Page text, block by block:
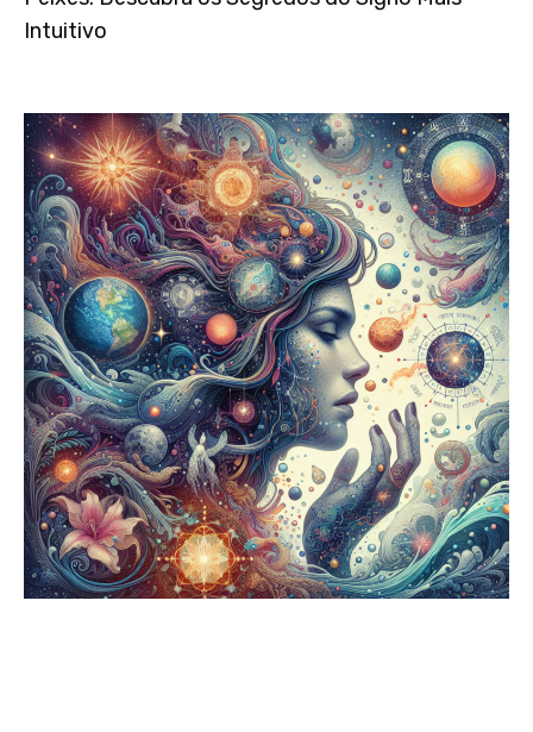
Intuitivo